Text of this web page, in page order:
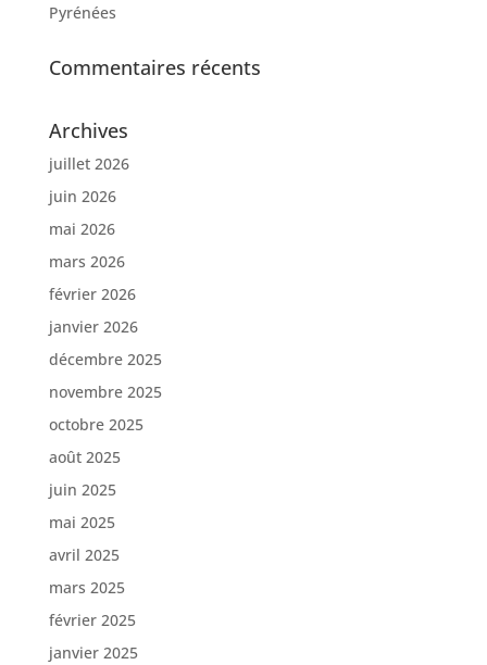
Pyrénées
Commentaires récents
Archives
juillet 2026
juin 2026
mai 2026
mars 2026
février 2026
janvier 2026
décembre 2025
novembre 2025
octobre 2025
août 2025
juin 2025
mai 2025
avril 2025
mars 2025
février 2025
janvier 2025